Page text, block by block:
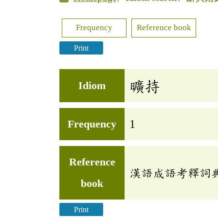
Frequency Reference book
Print
Idiom 曠持
Frequency 1
Reference
book
漢語成語考釋詞
Print